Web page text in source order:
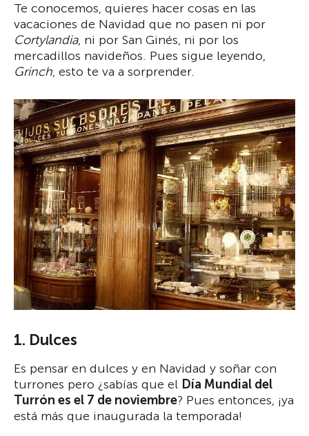
Te conocemos, quieres hacer cosas en las
vacaciones de Navidad que no pasen ni por
Cortylandia, ni por San Ginés, ni por los
mercadillos navideños. Pues sigue leyendo,
Grinch, esto te va a sorprender.
1. Dulces
Es pensar en dulces y en Navidad y soñar con
turrones pero ¿sabías que el Día Mundial del
Turrón es el 7 de noviembre? Pues entonces, ¡ya
está más que inaugurada la temporada!